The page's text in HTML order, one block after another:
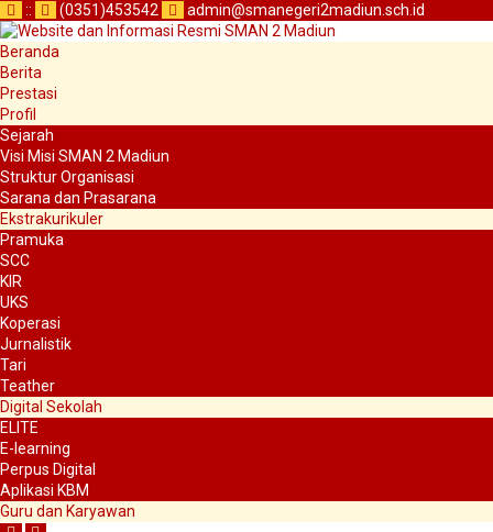
:: (0351)453542 admin@smanegeri2madiun.sch.id
Beranda
Berita
Prestasi
Profil
Sejarah
Visi Misi SMAN 2 Madiun
Struktur Organisasi
Sarana dan Prasarana
Ekstrakurikuler
Pramuka
SCC
KIR
UKS
Koperasi
Jurnalistik
Tari
Teather
Digital Sekolah
ELITE
E-learning
Perpus Digital
Aplikasi KBM
Guru dan Karyawan